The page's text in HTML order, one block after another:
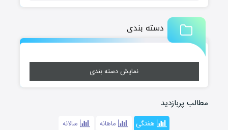
دسته بندی
نمایش دسته بندی
مطالب پربازدید
هفتگی ماهانه سالانه